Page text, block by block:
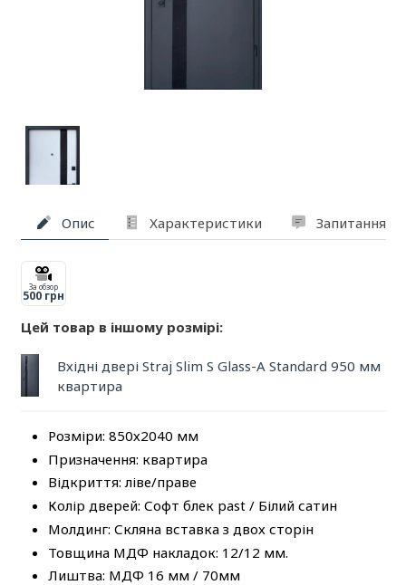
Опис Характеристики Запитання
За обзор
500 грн
Цей товар в іншому розмірі:
Вхідні двері Straj Slim S Glass-A Standard 950 мм
квартира
Розміри: 850х2040 мм
Призначення: квартира
Відкриття: ліве/праве
Колір дверей: Софт блек past / Білий сатин
Молдинг: Скляна вставка з двох сторін
Товщина МДФ накладок: 12/12 мм.
Лиштва: МДФ 16 мм / 70мм